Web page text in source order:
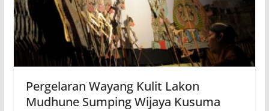
Pergelaran Wayang Kulit Lakon
Mudhune Sumping Wijaya Kusuma